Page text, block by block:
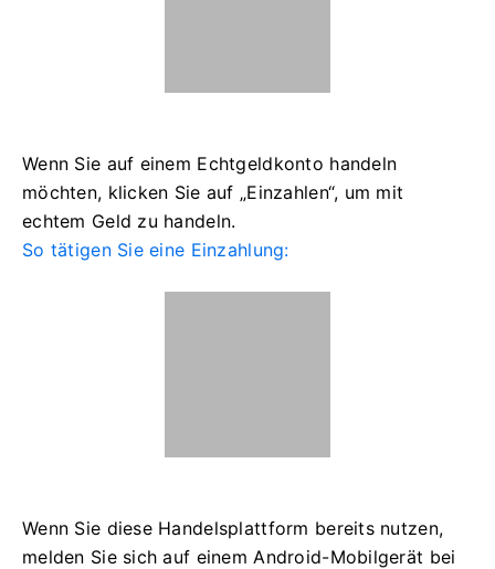
Wenn Sie auf einem Echtgeldkonto handeln
möchten, klicken Sie auf „Einzahlen“, um mit
echtem Geld zu handeln.
So tätigen Sie eine Einzahlung:
Wenn Sie diese Handelsplattform bereits nutzen,
melden Sie sich auf einem Android-Mobilgerät bei